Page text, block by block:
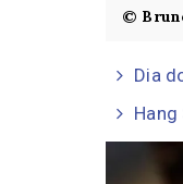
©
Dia